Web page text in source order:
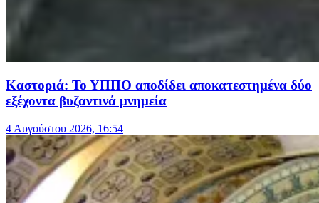
Καστοριά: Το ΥΠΠΟ αποδίδει αποκατεστημένα δύο
εξέχοντα βυζαντινά μνημεία
4 Αυγούστου 2026, 16:54